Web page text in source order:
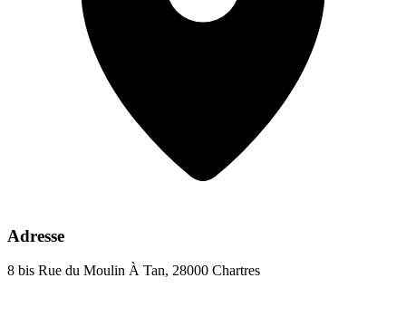
Adresse
8 bis Rue du Moulin À Tan, 28000 Chartres